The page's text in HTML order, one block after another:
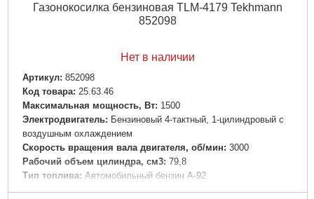
Газонокосилка бензиновая TLM-4179 Tekhmann
852098
Нет в наличии
Артикул: 852098
Код товара: 25.63.46
Максимальная мощность, Вт: 1500
Электродвигатель: Бензиновый 4-тактный, 1-цилиндровый с
воздушным охлаждением
Скорость вращения вала двигателя, об/мин: 3000
Рабочий объем цилиндра, см3: 79,8
Тип топлива: Автомобильный бензин А-92
Тип моторного масла: SAE 30 или 15W40